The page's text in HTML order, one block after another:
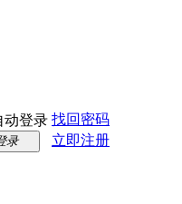
动登录 找回密码
录
立即注册